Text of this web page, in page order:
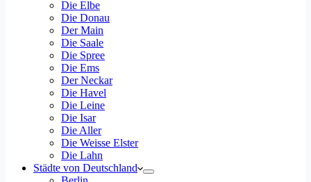
Die Elbe
Die Donau
Der Main
Die Saale
Die Spree
Die Ems
Der Neckar
Die Havel
Die Leine
Die Isar
Die Aller
Die Weisse Elster
Die Lahn
Städte von Deutschland